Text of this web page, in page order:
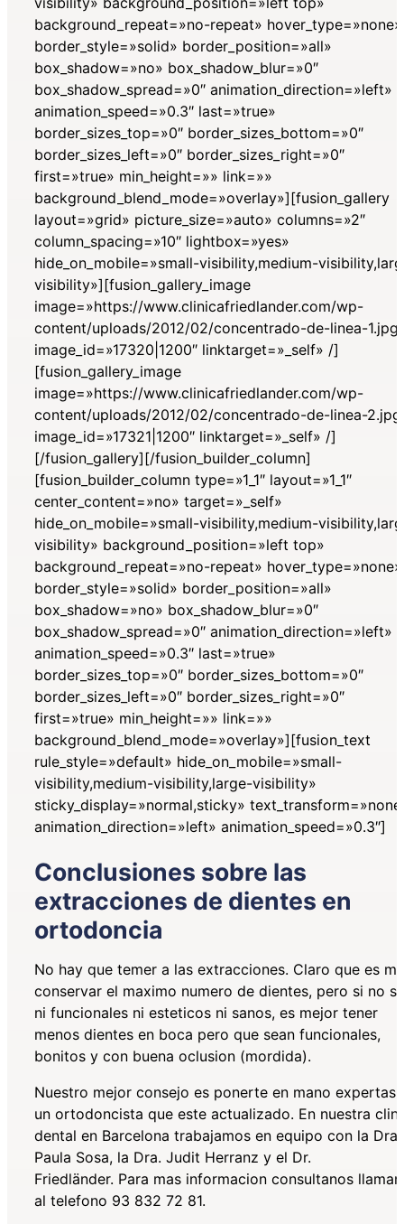
background_repeat=»no-repeat» hover_type=»none»
border_style=»solid» border_position=»all»
box_shadow=»no» box_shadow_blur=»0″
box_shadow_spread=»0″ animation_direction=»left»
animation_speed=»0.3″ last=»true»
border_sizes_top=»0″ border_sizes_bottom=»0″
border_sizes_left=»0″ border_sizes_right=»0″
first=»true» min_height=»» link=»»
background_blend_mode=»overlay»][fusion_gallery
layout=»grid» picture_size=»auto» columns=»2″
column_spacing=»10″ lightbox=»yes»
hide_on_mobile=»small-visibility,medium-
visibility»][fusion_gallery_image
image=»https://www.clinicafriedlander.com/wp-
content/uploads/2012/02/concentrado-de-linea-
image_id=»17320|1200″ linktarget=»_self» /]
[fusion_gallery_image
image=»https://www.clinicafriedlander.com/wp-
content/uploads/2012/02/concentrado-de-linea-
image_id=»17321|1200″ linktarget=»_self» /]
[/fusion_gallery][/fusion_builder_column]
[fusion_builder_column type=»1_1″ layout=»1_1″
center_content=»no» target=»_self»
hide_on_mobile=»small-visibility,medium-
visibility» background_position=»left top»
background_repeat=»no-repeat» hover_type=»none»
border_style=»solid» border_position=»all»
box_shadow=»no» box_shadow_blur=»0″
box_shadow_spread=»0″ animation_direction=»left»
animation_speed=»0.3″ last=»true»
border_sizes_top=»0″ border_sizes_bottom=»0″
border_sizes_left=»0″ border_sizes_right=»0″
first=»true» min_height=»» link=»»
background_blend_mode=»overlay»][fusion_text
rule_style=»default» hide_on_mobile=»small-
visibility,medium-visibility,large-visibility»
sticky_display=»normal,sticky»
animation_direction=»left» animation_speed=»0.3″]
Conclusiones sobre las
extracciones de dientes en
ortodoncia
No hay que temer a las extracciones. Claro que es
conservar el maximo numero de dientes, pero si no
ni funcionales ni esteticos ni sanos, es mejor tener
menos dientes en boca pero que sean funcionales,
bonitos y con buena oclusion (mordida).
Nuestro mejor consejo es ponerte en mano expertas
un ortodoncista que este actualizado. En nuestra
dental en Barcelona trabajamos en equipo con la Dra.
Paula Sosa, la Dra. Judit Herranz y el Dr.
Friedländer. Para mas informacion consultanos
al telefono 93 832 72 81.